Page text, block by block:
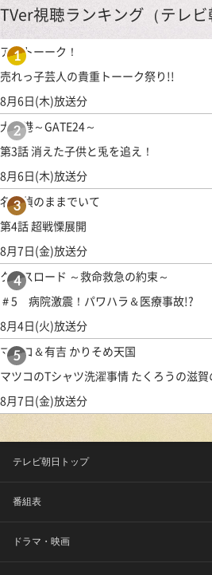
TVer視聴ランキング（テレビ
1
アメトーーク！
売れっ子芸人の貴重トーーク祭り!!
8月6日(木)放送分
2
大空港～GATE24～
第3話 消えた子供と兎を追え！
8月6日(木)放送分
3
名探偵のままでいて
第4話 超戦慄展開
8月7日(金)放送分
4
クロスロード ～救命救急の約束～
＃5 病院激震！パワハラ＆医療事故!?
8月4日(火)放送分
5
マツコ＆有吉 かりそめ天国
マツコのTシャツ洗濯事情 たくろうの滋
8月7日(金)放送分
テレビ朝日トップ
番組表
ドラマ・映画